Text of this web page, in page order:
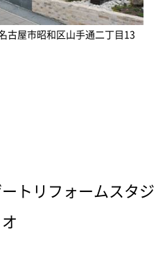
屋市昭和区山手通二丁目13
トリフォームスタジ
オ